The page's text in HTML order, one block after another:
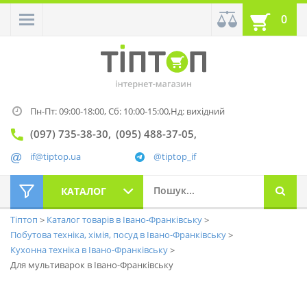
0
Пн-Пт: 09:00-18:00,Сб: 10:00-15:00,Нд: вихідний
(097) 735-38-30 (095) 488-37-05
@tiptop_if
if@tiptop.ua
КАТАЛОГ
Тіптоп
Каталог товарів в Івано-Франківську
Побутова техніка, хімія, посуд в Івано-Франківську
Кухонна техніка в Івано-Франківську
Для мультиварок в Івано-Франківську